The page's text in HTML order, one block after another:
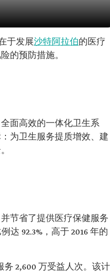
于发展沙特阿拉伯的医疗
的预防措施。
面高效的一体化卫生系
为卫生服务提质增效、建
节省了提供医疗保健服务
达 92.3%，高于 2016 年的
务 2,600 万受益人次。该计